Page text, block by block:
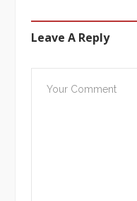
Leave A Reply